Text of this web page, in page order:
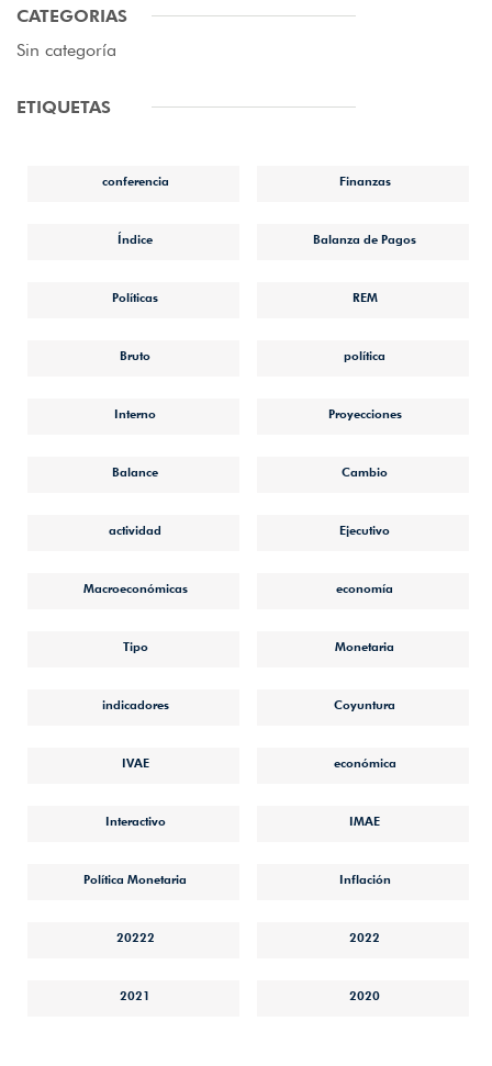
CATEGORIAS
Sin categoría
ETIQUETAS
conferencia Finanzas
Índice Balanza de Pagos
Políticas REM
Bruto política
Interno Proyecciones
Balance Cambio
actividad Ejecutivo
Macroeconómicas economía
Tipo Monetaria
indicadores Coyuntura
IVAE económica
Interactivo IMAE
Política Monetaria Inflación
20222 2022
2021 2020